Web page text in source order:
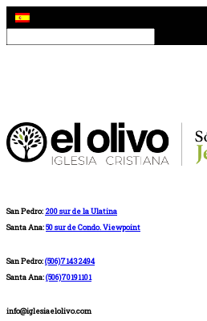
San Pedro: 200 sur de la Ulatina
Santa Ana:50 sur de Condo. Viewpoint
San Pedro:(506)71432494
Santa Ana:(506)70191101
info@iglesiaelolivo.com